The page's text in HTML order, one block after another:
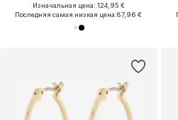
Изначальная цена: 124,95 €
Последняя самая низкая цена:87,96 €